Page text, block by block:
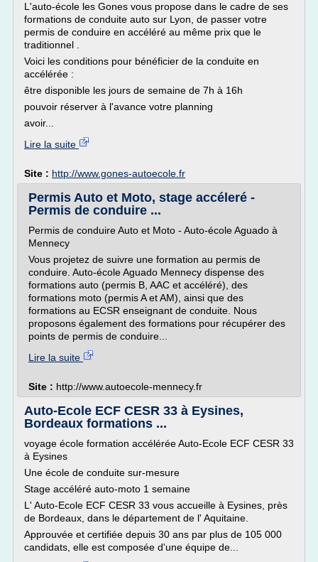
L'auto-école les Gones vous propose dans le cadre de ses
formations de conduite auto sur Lyon, de passer votre
permis de conduire en accéléré au même prix que le
traditionnel .
Voici les conditions pour bénéficier de la conduite en
accélérée :
être disponible les jours de semaine de 7h à 16h
pouvoir réserver à l'avance votre planning
avoir...
Lire la suite
Site : http://www.gones-autoecole.fr
Permis Auto et Moto, stage accéleré -
Permis de conduire ...
Permis de conduire Auto et Moto - Auto-école Aguado à
Mennecy
Vous projetez de suivre une formation au permis de
conduire. Auto-école Aguado Mennecy dispense des
formations auto (permis B, AAC et accéléré), des
formations moto (permis A et AM), ainsi que des
formations au ECSR enseignant de conduite. Nous
proposons également des formations pour récupérer des
points de permis de conduire...
Lire la suite
Site : http://www.autoecole-mennecy.fr
Auto-Ecole ECF CESR 33 à Eysines,
Bordeaux formations ...
voyage école formation accélérée Auto-Ecole ECF CESR 33
à Eysines
Une école de conduite sur-mesure
Stage accéléré auto-moto 1 semaine
L' Auto-Ecole ECF CESR 33 vous accueille à Eysines, près
de Bordeaux, dans le département de l' Aquitaine.
Approuvée et certifiée depuis 30 ans par plus de 105 000
candidats, elle est composée d'une équipe de...